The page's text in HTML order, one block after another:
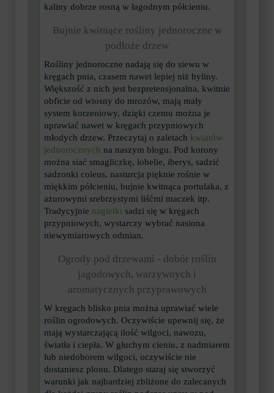
kaliny dobrze rosną w łagodnym półcieniu.
Bujnie kwitnące rośliny jednoroczne w
podłoże drzew
Rośliny jednoroczne nadają się do siewu w
kręgach pnia, czasem nawet lepiej niż byliny.
Większość z nich jest bezpretensjonalna, kwitnie
obficie od wiosny do mrozów, mają mały
system korzeniowy, dzięki czemu można je
uprawiać nawet w kręgach przypniowych
młodych drzew. Przeczytaj o zaletach kwiatów
jednorocznych na naszym blogu. Pod korony
można siać smagliczkę, lobelie, iberys, sadzić
sadzonki coleus, nasturcja pięknie rośnie w
miękkim półcieniu, bujnie kwitnąca portulaka, z
ażurowymi srebrzystymi liśćmi maczek itp.
Tradycyjnie nagietki sadzi się w kręgach
przypniowych, wystarczy wybrać nasiona
niewymiarowych odmian.
Ogrody pod drzewami - dobór roślin
jagodowych, warzywnych i
aromatycznych przyprawowych
W kręgach blisko pnia można uprawiać wiele
roślin ogrodowych. Oczywiście upewnij się, że
mają wystarczającą ilość wilgoci, nawozu,
światła i ciepła. W głuchym cieniu, z nadmiarem
lub niedoborem wilgoci, oczywiście nie
dostaniesz plonu. Dlatego staraj się stworzyć
warunki jak najbardziej zbliżone do zalecanych